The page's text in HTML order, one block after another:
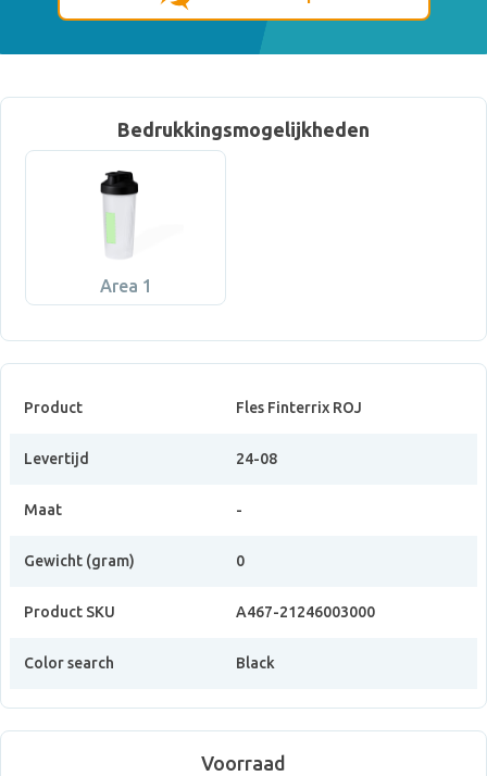
Bedrukkingsmogelijkheden
Area 1
Product Fles Finterrix ROJ
Levertijd 24-08
Maat -
Gewicht (gram) 0
Product SKU A467-21246003000
Color search Black
Voorraad